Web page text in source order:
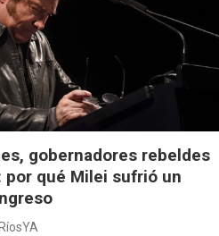
gobernadores rebeldes
por qué Milei sufrió un